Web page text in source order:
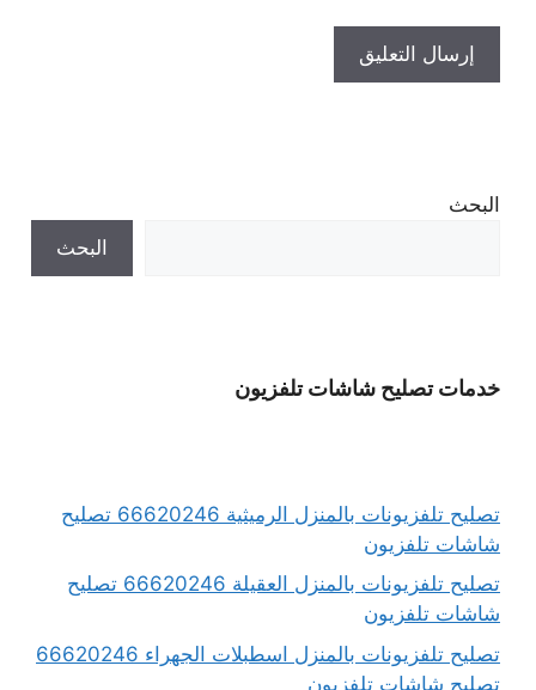
البحث
البحث
خدمات تصليح شاشات تلفزيون
تصليح تلفزيونات بالمنزل الرميثية 66620246 تصليح
شاشات تلفزيون
تصليح تلفزيونات بالمنزل العقيلة 66620246 تصليح
شاشات تلفزيون
تصليح تلفزيونات بالمنزل اسطبلات الجهراء 66620246
تصليح شاشات تلفزيون